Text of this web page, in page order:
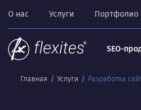
О нас Услуги Портфолио
SEO-
Главная Услуги Разработка